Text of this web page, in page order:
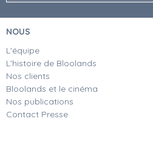
NOUS
L'équipe
L'histoire de Bloolands
Nos clients
Bloolands et le cinéma
Nos publications
Contact Presse